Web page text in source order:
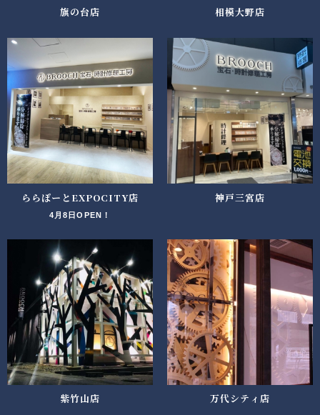
旗の台店 相模大野店
ららぽーとEXPOCITY店
4月8日OPEN！
神戸三宮店
紫竹山店 万代シティ店